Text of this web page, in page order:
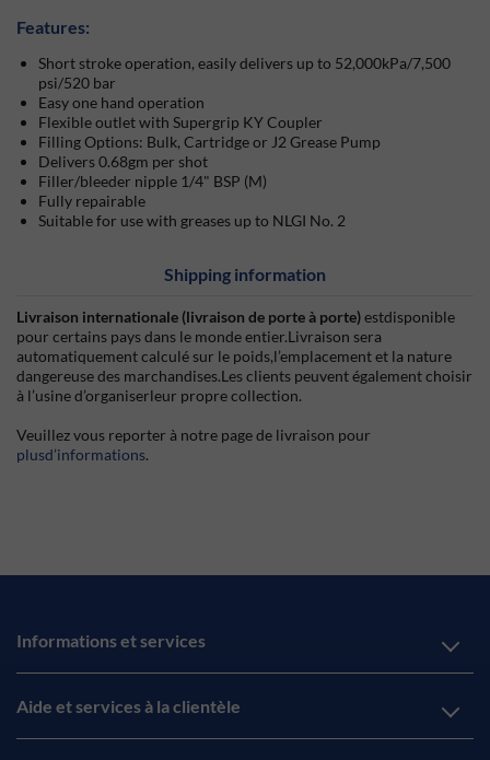
Features:
Short stroke operation, easily delivers up to 52,000kPa/7,500
psi/520 bar
Easy one hand operation
Flexible outlet with Supergrip KY Coupler
Filling Options: Bulk, Cartridge or J2 Grease Pump
Delivers 0.68gm per shot
Filler/bleeder nipple 1/4" BSP (M)
Fully repairable
Suitable for use with greases up to NLGI No. 2
Shipping information
Livraison internationale (livraison de porte à porte)estdisponible
pour certains pays dans le monde entier.Livraison sera
automatiquement calculé sur le poids,l’emplacement et la nature
dangereuse des marchandises.Les clients peuvent également choisir
à l’usine d’organiserleur propre collection.
Veuillez vous reporter à notre page de livraison pour
plusd’informations.
Informations et services
Aide et services à la clientèle